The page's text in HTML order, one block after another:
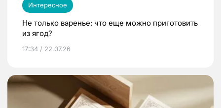
Интересное
Не только варенье: что еще можно приготовить
из ягод?
17:34 / 22.07.26